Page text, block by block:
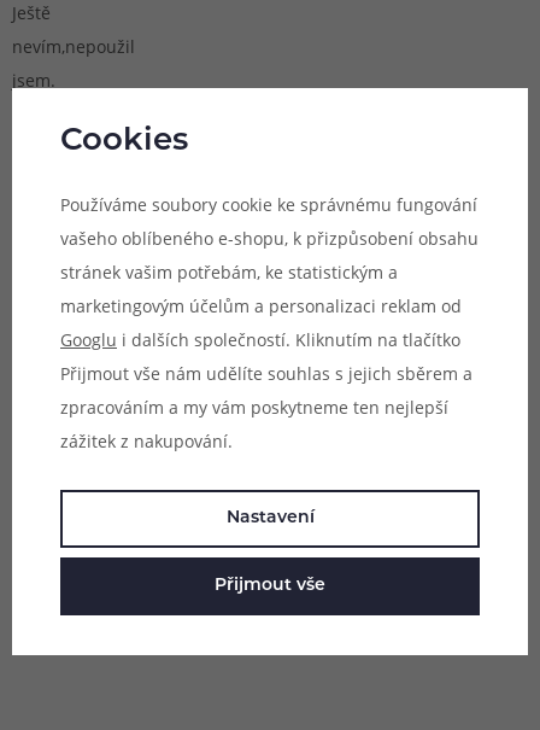
Ještě
nevím,nepoužil
jsem.
Zobrazit další hodnocení (9)
Zeptejte
Máte dotaz k
Využijte této
Cookies
Používáme soubory cookie ke správnému fungování
vašeho oblíbeného e-shopu, k přizpůsobení obsahu
stránek vašim potřebám, ke statistickým a
marketingovým účelům a personalizaci reklam od
Googlu i dalších společností. Kliknutím na tlačítko
Přijmout vše nám udělíte souhlas s jejich sběrem a
zpracováním a my vám poskytneme ten nejlepší
zážitek z nakupování.
Nastavení
Přijmout vše